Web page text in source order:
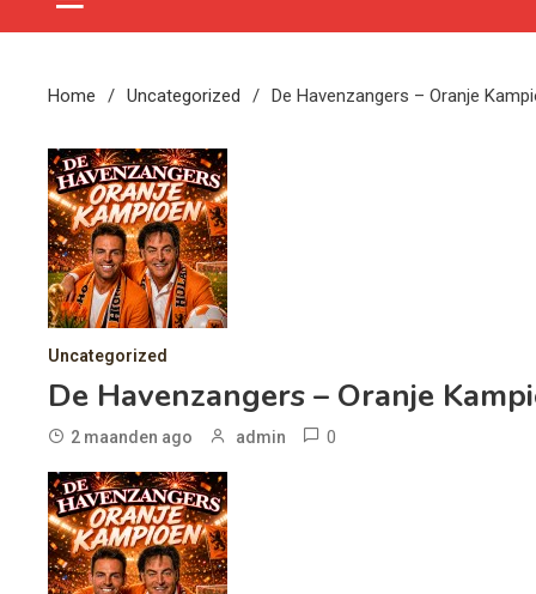
Home Uncategorized De Havenzangers – Oranje
Uncategorized
De Havenzangers – Oranje
2 maanden ago admin 0